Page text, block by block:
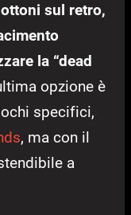
sul retro,
la “dead
opzione è
specifici,
, ma con il
a